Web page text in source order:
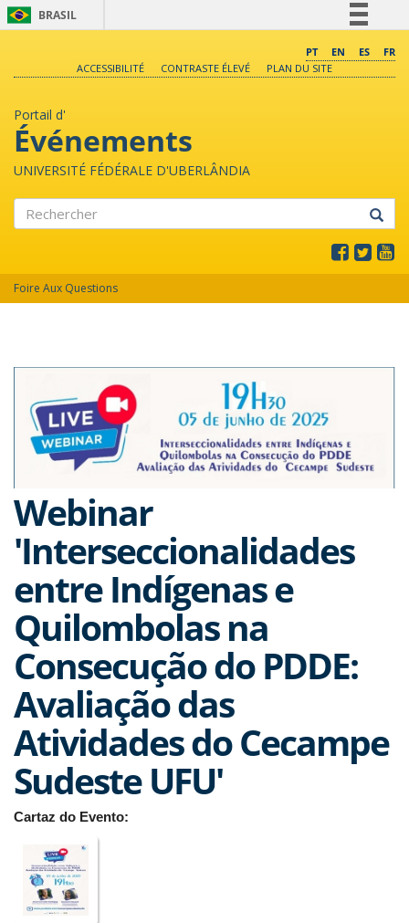
BRASIL
Comunica BR
PT EN ES
FR
ACCESSIBILITÉ
CONTRASTE ÉLEVÉ PLAN DU SITE
Portail d'
Événements
UNIVERSITÉ FÉDÉRALE D'UBERLÂNDIA
Foire Aux Questions
Webinar
'Interseccionalidades
entre Indígenas e
Quilombolas na
Consecução do PDDE:
Avaliação das
Atividades do Cecampe
Sudeste UFU'
Cartaz do Evento: